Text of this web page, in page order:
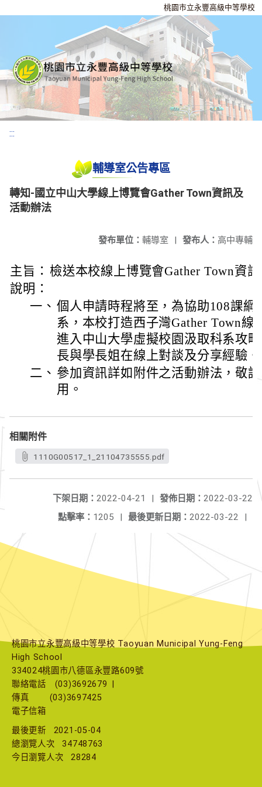
桃園市立永豐高級中等學校
:::
輔導室公告專區
轉知-國立中山大學線上博覽會Gather Town資訊及
活動辦法
發布人： 高中專輔
發布單位： 輔導室 |
主旨： 檢送本校線上博覽會Gather Town資
說明：
一、 個人申請時程將至，為協助108課綱
系，本校打造西子灣Gather Town線
進入中山大學虛擬校園汲取科系攻
長與學長姐在線上對談及分享經驗。
二、 參加資訊詳如附件之活動辦法，敬
用。
相關附件
1110G00517_1_21104735555.pdf
發佈日期： 2022-03-22
下架日期： 2022-04-21
|
最後更新日期： 2022-03-22 |
點擊率： 1205 |
桃園市立永豐高級中等學校 Taoyuan Municipal Yung-Feng
High School
334024桃園市八德區永豐路609號
聯絡電話
(03)3692679
傳真
(03)3697425
電子信箱
最後更新
2021-05-04
總瀏覽人次
34748763
今日瀏覽人次
28284